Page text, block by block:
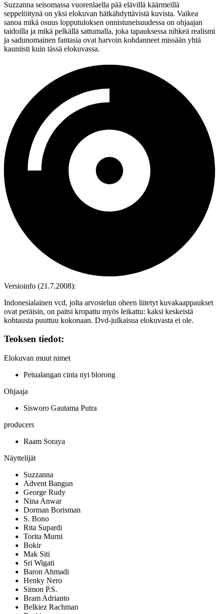
Suzzanna seisomassa vuorenlaella pää elävillä käärmeillä
seppelöitynä on yksi elokuvan hätkähdyttävistä kuvista. Vaikea
sanoa mikä osuus lopputuloksen onnistuneisuudessa on ohjaajan
taidoilla ja mikä pelkällä sattumalla, joka tapauksessa nihkeä realismi
ja sadunomainen fantasia ovat harvoin kohdanneet missään yhtä
kauniisti kuin tässä elokuvassa.
Versioinfo (21.7.2008):
Indonesialainen vcd, jolta arvostelun oheen liitetyt kuvakaappaukset
ovat peräisin, on paitsi kropattu myös leikattu: kaksi keskeistä
kohtausta puuttuu kokonaan. Dvd‑julkaisua elokuvasta ei ole.
Teoksen tiedot:
Elokuvan muut nimet
Petualangan cinta nyi blorong
Ohjaaja
Sisworo Gautama Putra
producers
Raam Soraya
Näyttelijät
Suzzanna
Advent Bangun
George Rudy
Nina Anwar
Dorman Borisman
S. Bono
Rita Supardi
Torita Murni
Bokir
Mak Siti
Sri Wigati
Baron Ahmadi
Henky Nero
Simon P.S.
Bram Adrianto
Belkiez Rachman